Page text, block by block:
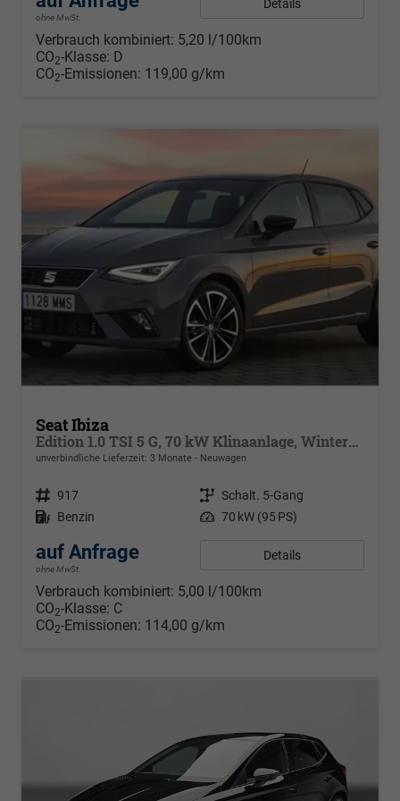
ohne MwSt.
Details
Verbrauch kombiniert: 5,20 l/100km
CO2-Klasse: D
CO2-Emissionen: 119,00 g/km
Seat Ibiza
Edition 1.0 TSI 5 G, 70 kW Klinaanlage, Winterpaket: beheizb Sitze + Spiegel, elektr.klappbar, get. Bank, Armlehne v., 4 elektr. Fensterheb. LED Licht, autom. Fernlichtregulierung, Licht & Sicht Paket ,PDC,Alufelgen, Vorders.hvs,Full-Link, digital Cockpit
unverbindliche Lieferzeit: 3 Monate Neuwagen
Fahrzeugnr. 917 Getriebe Schalt. 5-Gang
Kraftstoff Benzin Leistung 70 kW (95 PS)
auf Anfrage
ohne MwSt.
Details
Verbrauch kombiniert: 5,00 l/100km
CO2-Klasse: C
CO2-Emissionen: 114,00 g/km